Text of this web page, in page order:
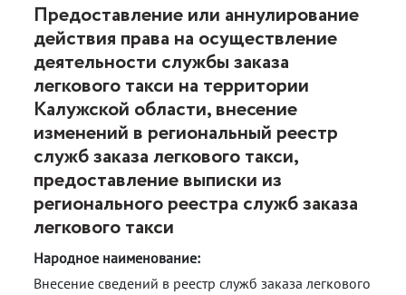
Предоставление или аннулирование
действия права на осуществление
деятельности службы заказа
легкового такси на территории
Калужской области, внесение
изменений в региональный реестр
служб заказа легкового такси,
предоставление выписки из
регионального реестра служб заказа
легкового такси
Народное наименование:
Внесение сведений в реестр служб заказа легкового